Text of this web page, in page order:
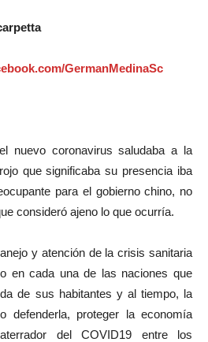
GermanMedinaSc
nuevo coronavirus saludaba a la
que significaba su presencia iba
para el gobierno chino, no
consideró ajeno lo que ocurría.
y atención de la crisis sanitaria
en cada una de las naciones que
de sus habitantes y al tiempo, la
defenderla, proteger la economía
del COVID19 entre los